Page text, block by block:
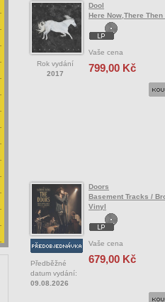
Rok vydání
2017
Dool
Here Now,There
Vaše cena
799,00 Kč
Předběžné
datum vydání:
09.08.2026
Doors
Basement Tracks /
Vinyl
Vaše cena
679,00 Kč